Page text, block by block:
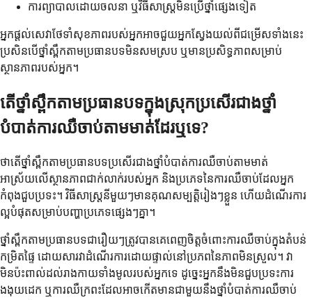
ការព្យាបាលដោយចលនា ឬវិធីសាស្រ្តមិនប្រើថ្នាំផ្សេងទៀត
អ្នកផ្តល់សេវាថែទាំសុខភាពរបស់អ្នកអាចជួយអ្នកស្វែងយល់ពីជម្រើសទាំងនេះ
ប្រសិនបើថ្នាំស្ពឹកតាមប្រធានបទមិនសមស្រប ឬមានប្រសិទ្ធភាពសម្រាប់
ស្ថានភាពរបស់អ្នក។
តើថ្នាំស្ពឹកតាមប្រធានបទក្នុងស្រុកប្រសើរជាងថ្នាំ
បំបាត់ការឈឺចាប់តាមមាត់ដែរឬទេ?
ថាតើថ្នាំស្ពឹកតាមប្រធានបទប្រសើរជាងថ្នាំបំបាត់ការឈឺចាប់តាមមាត់
អាស្រ័យលើស្ថានភាពជាក់លាក់របស់អ្នក និងប្រភេទនៃការឈឺចាប់ដែលអ្នក
កំពុងជួបប្រទះ។ វិធីសាស្រ្តនីមួយៗមានគុណសម្បត្តិរៀងៗខ្លួន ហើយដំណើរការ
ល្អបំផុតសម្រាប់បញ្ហាប្រភេទផ្សេងៗគ្នា។
ថ្នាំស្ពឹកតាមប្រធានបទជារឿយៗត្រូវបានគេពេញចិត្តចំពោះការឈឺចាប់ក្នុងតំបន់
កម្រិតផ្ទៃ ដោយសារវាដំណើរការដោយផ្ទាល់នៅប្រភពនៃភាពមិនស្រួល។ វា
មិនប៉ះពាល់ដល់រាងកាយទាំងមូលរបស់អ្នកទេ ដូច្នេះអ្នកនឹងមិនជួបប្រទះការ
ងងុយដេក ឬការឈឺក្រពះដែលអាចកើតមានជាមួយនឹងថ្នាំបំបាត់ការឈឺចាប់